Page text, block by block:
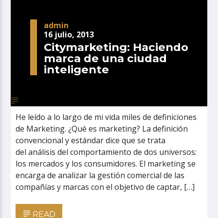
admin
16 julio, 2013
Citymarketing: Haciendo
marca de una ciudad
inteligente
He leído a lo largo de mi vida miles de definiciones
de Marketing. ¿Qué es marketing? La definición
convencional y estándar dice que se trata
del análisis del comportamiento de dos universos:
los mercados y los consumidores. El marketing se
encarga de analizar la gestión comercial de las
compañías y marcas con el objetivo de captar, […]
READ